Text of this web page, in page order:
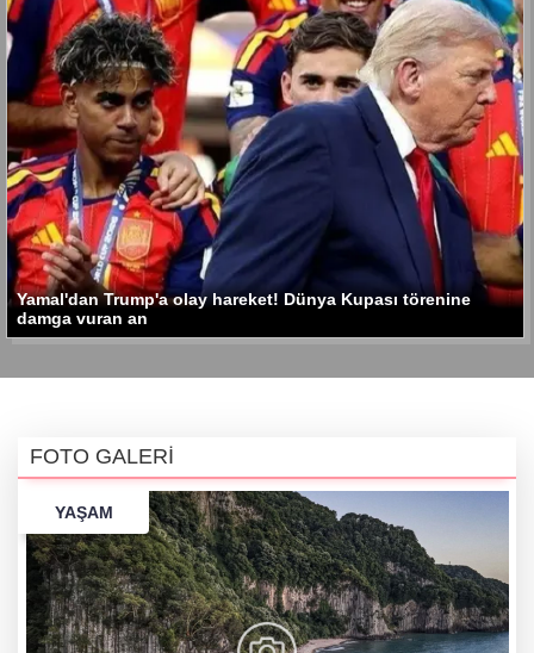
Yamal'dan Trump'a olay hareket! Dünya Kupası törenine
damga vuran an
FOTO GALERİ
YAŞAM